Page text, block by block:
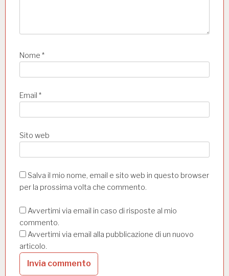
Nome *
Email *
Sito web
Salva il mio nome, email e sito web in questo browser
per la prossima volta che commento.
Avvertimi via email in caso di risposte al mio
commento.
Avvertimi via email alla pubblicazione di un nuovo
articolo.